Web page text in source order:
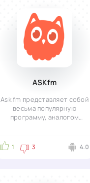
ASKfm
Ask fm представляет собой
весьма популярную
программу, аналогом
1 3 4.0